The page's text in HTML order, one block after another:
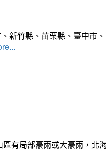
竹縣、苗栗縣、臺中市
有局部豪雨或大豪雨，北